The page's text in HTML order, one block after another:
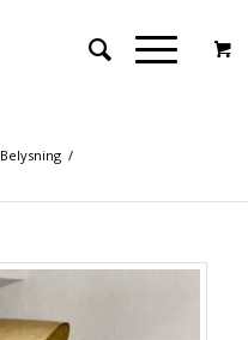
Belysning /